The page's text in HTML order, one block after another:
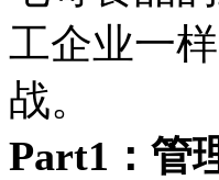
工企业一
战。
Part1：管